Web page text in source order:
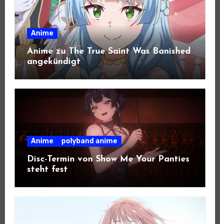
Anime
Anime zu The True Saint Was Banished
angekündigt
Anime polyband anime
Disc-Termin von Show Me Your Panties
steht fest